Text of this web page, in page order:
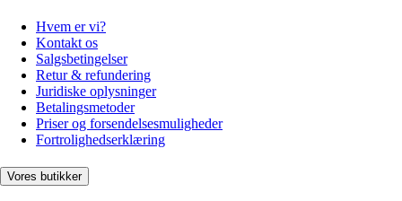
Hvem er vi?
Kontakt os
Salgsbetingelser
Retur & refundering
Juridiske oplysninger
Betalingsmetoder
Priser og forsendelsesmuligheder
Fortrolighedserklæring
Vores butikker